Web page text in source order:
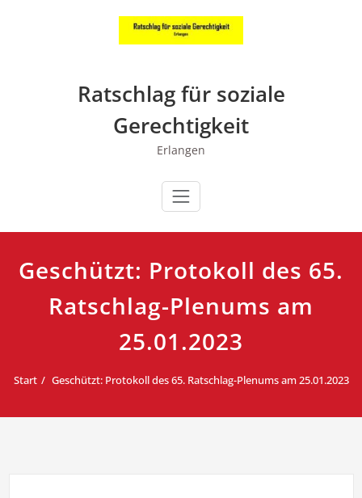
Ratschlag für soziale
Gerechtigkeit
Erlangen
Geschützt: Protokoll des 65.
Ratschlag-Plenums am
25.01.2023
Start Geschützt: Protokoll des 65. Ratschlag-Plenums am 25.01.2023